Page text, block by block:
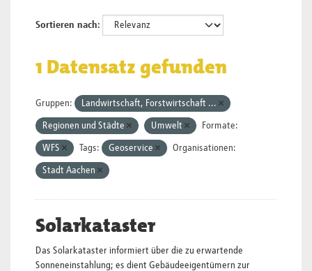
Sortieren nach
1 Datensatz gefunden
Gruppen: Landwirtschaft, Forstwirtschaft ...
Regionen und Städte Umwelt Formate:
WFS Tags: Geoservice Organisationen:
Stadt Aachen
Solarkataster
Das Solarkataster informiert über die zu erwartende
Sonneneinstahlung; es dient Gebäudeeigentümern zur